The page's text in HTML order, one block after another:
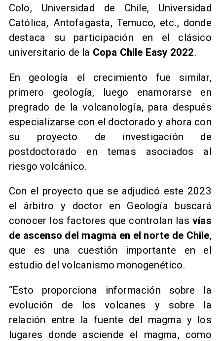
Colo, Universidad de Chile, Universidad
Católica, Antofagasta, Temuco, etc., donde
destaca su participación en el clásico
universitario de la Copa Chile Easy 2022.
En geología el crecimiento fue similar,
primero geología, luego enamorarse en
pregrado de la volcanología, para después
especializarse con el doctorado y ahora con
su proyecto de investigación de
postdoctorado en temas asociados al
riesgo volcánico.
Con el proyecto que se adjudicó este 2023
el árbitro y doctor en Geología buscará
conocer los factores que controlan lasvías
de ascenso del magma en el norte de Chile,
que es una cuestión importante en el
estudio del volcanismo monogenético.
“Esto proporciona información sobre la
evolución de los volcanes y sobre la
relación entre la fuente del magma y los
lugares donde asciende el magma, como